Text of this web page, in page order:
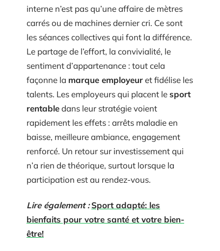
interne n’est pas qu’une affaire de mètres
carrés ou de machines dernier cri. Ce sont
les séances collectives qui font la différence.
Le partage de l’effort, la convivialité, le
sentiment d’appartenance : tout cela
façonne la marque employeuret fidélise les
talents. Les employeurs qui placent lesport
rentabledans leur stratégie voient
rapidement les effets : arrêts maladie en
baisse, meilleure ambiance, engagement
renforcé. Un retour sur investissement qui
n’a rien de théorique, surtout lorsque la
participation est au rendez-vous.
Lire également : Sport adapté: les
bienfaits pour votre santé et votre bien-
être!